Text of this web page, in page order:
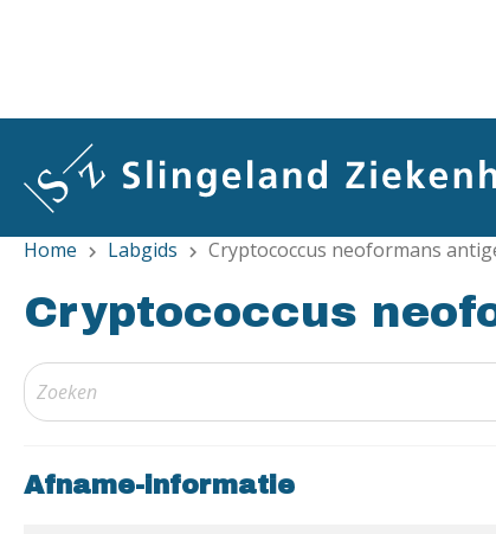
Home chevron_right Labgids chevron_right Cryptococcus neoformans
Cryptococcus
Afname-informatie